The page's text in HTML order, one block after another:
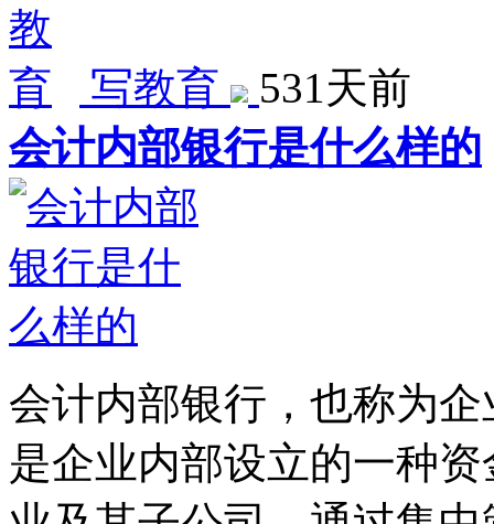
写教育
531天前
会计内部银行是什么样的
会计内部银行，也称为
是企业内部设立的一种